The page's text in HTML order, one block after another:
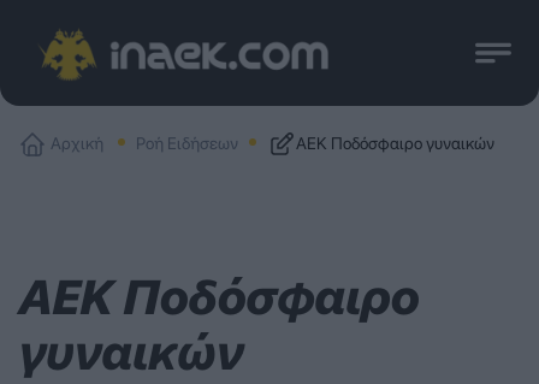
Αρχική Ροή Ειδήσεων ΑΕΚ Ποδόσφαιρο γυναικών
ΑΕΚ Ποδόσφαιρο
γυναικών